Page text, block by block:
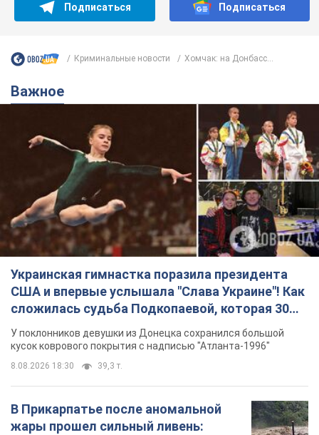
Подписаться Подписаться
Криминальные новости Хомчак: на Донбасс...
Важное
Украинская гимнастка поразила президента
США и впервые услышала "Слава Украине"! Как
сложилась судьба Подкопаевой, которая 30
лет назад завоевала "золото" Олимпиады
У поклонников девушки из Донецка сохранился большой
кусок коврового покрытия с надписью "Атланта-1996"
8.08.2026 18:30 39,3 т.
В Прикарпатье после аномальной
жары прошел сильный ливень: